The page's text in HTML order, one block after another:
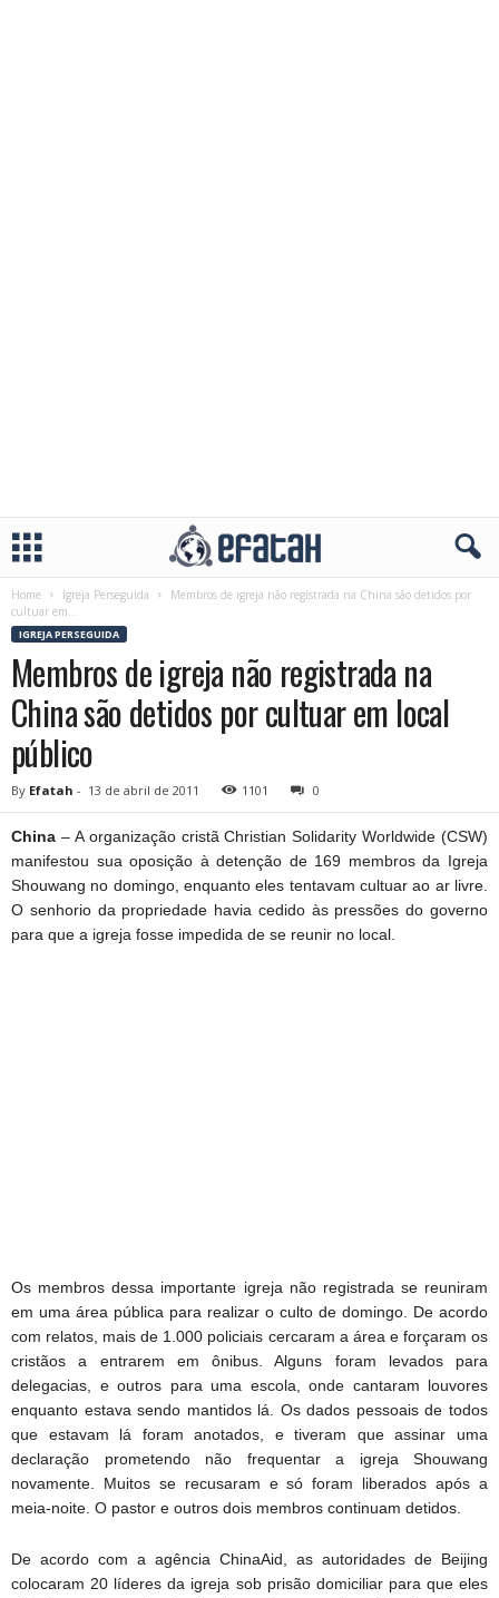
Home Igreja Perseguida
Membros de igreja não registrada na China são detidos por
cultuar em...
IGREJA PERSEGUIDA
Membros de igreja não registrada na
China são detidos por cultuar em local
público
By Efatah - 13 de abril de 2011 1101 0
China – A organização cristã Christian Solidarity Worldwide (CSW)
manifestou sua oposição à detenção de 169 membros da Igreja
Shouwang no domingo, enquanto eles tentavam cultuar ao ar livre.
O senhorio da propriedade havia cedido às pressões do governo
para que a igreja fosse impedida de se reunir no local.
Os membros dessa importante igreja não registrada se reuniram
em uma área pública para realizar o culto de domingo. De acordo
com relatos, mais de 1.000 policiais cercaram a área e forçaram os
cristãos a entrarem em ônibus. Alguns foram levados para
delegacias, e outros para uma escola, onde cantaram louvores
enquanto estava sendo mantidos lá. Os dados pessoais de todos
que estavam lá foram anotados, e tiveram que assinar uma
declaração prometendo não frequentar a igreja Shouwang
novamente. Muitos se recusaram e só foram liberados após a
meia-noite. O pastor e outros dois membros continuam detidos.
De acordo com a agência ChinaAid, as autoridades de Beijing
colocaram 20 líderes da igreja sob prisão domiciliar para que eles